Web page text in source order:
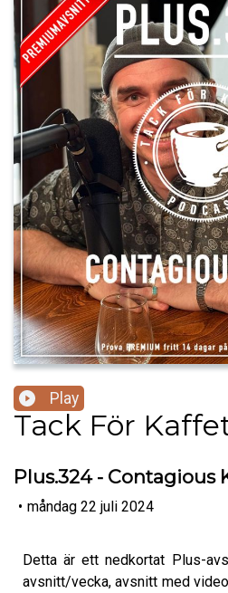
Play
Tack För
Plus.324 - Contagious
• måndag 22 juli 2024
Detta är ett nedkortat Plus-
avsnitt/vecka, avsnitt med